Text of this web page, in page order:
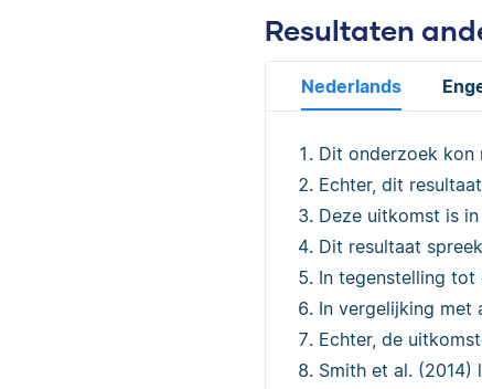
Resultaten
Nederlands
Dit onderzoek
Echter, dit
Deze uitkomst is
Dit resultaat
In tegenstelling tot
In vergelijking met
Echter, de
Smith et al.